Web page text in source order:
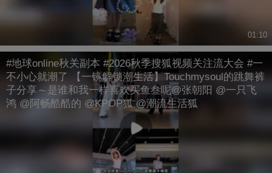
01:10
#地球online秋关副本 #2026秋季搜狐视频关注流大会 #一
不小心就潮了 【一镜解锁潮生活】Touchmysoul的跳舞裤
子分享～是谁和我一样喜欢买鱼叁呢@张朝阳 @一只飞
鸿 @阿畅酷酷的 @KPOP狐 @潮流生活狐